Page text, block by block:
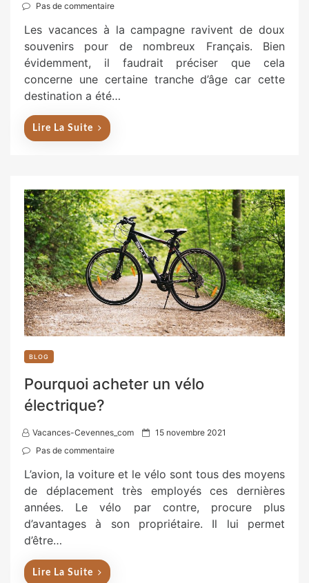
t
e
d
Pas de commentaire
Les vacances à la campagne ravivent de doux
souvenirs pour de nombreux Français. Bien
évidemment, il faudrait préciser que cela
concerne une certaine tranche d’âge car cette
destination a été…
Lire La Suite
BLOG
Pourquoi acheter un vélo
électrique?
Vacances-Cevennes_com
P
t
e
o
15 novembre 2021
Pas de commentaire
L’avion, la voiture et le vélo sont tous des moyens
de déplacement très employés ces dernières
années. Le vélo par contre, procure plus
d’avantages à son propriétaire. Il lui permet
d’être…
Lire La Suite